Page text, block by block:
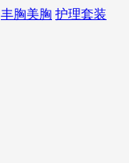
丰胸美胸 护理套装